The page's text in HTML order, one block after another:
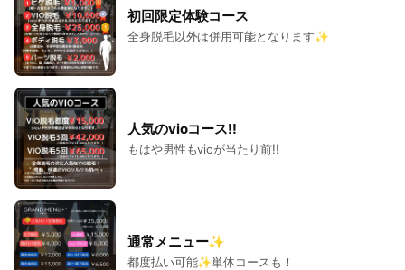
初回限定体験コース
全身脱毛以外は併用可能となります✨
人気のvioコース!!
もはや男性もvioが当たり前!!
通常メニュー✨
都度払い可能✨単体コースも！